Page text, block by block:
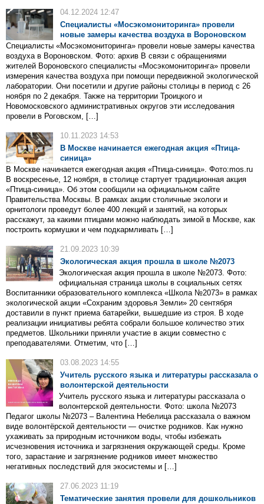
04.12.2024 12:47
Специалисты «Мосэкомониторинга» провели
новые замеры качества воздуха в Вороновском
Специалисты «Мосэкомониторинга» провели новые замеры качества
воздуха в Вороновском. Фото: архив В связи с обращениями
жителей Вороновского специалисты «Мосэкомониторинга» провели
измерения качества воздуха при помощи передвижной экологической
лаборатории. Они посетили и другие районы столицы в период с 26
ноября по 2 декабря. Также на территории Троицкого и
Новомосковского административных округов эти исследования
провели в Роговском, […]
10.11.2023 14:53
В Москве начинается ежегодная акция «Птица-
синица»
В Москве начинается ежегодная акция «Птица-синица». Фото:mos.ru
В воскресенье, 12 ноября, в столице стартует традиционная акция
«Птица-синица». Об этом сообщили на официальном сайте
Правительства Москвы. В рамках акции столичные экологи и
орнитологи проведут более 400 лекций и занятий, на которых
расскажут, за какими птицами можно наблюдать зимой в Москве, как
построить кормушки и чем подкармливать […]
21.09.2023 10:39
Экологическая акция прошла в школе №2073
Экологическая акция прошла в школе №2073. Фото:
официальная страница школы в социальных сетях
Воспитанники образовательного комплекса «Школа №2073» в рамках
экологической акции «Сохраним здоровья Земли» 20 сентября
доставили в пункт приема батарейки, вышедшие из строя. В ходе
реализации инициативы ребята собрали большое количество этих
предметов. Школьники приняли участие в акции совместно с
преподавателями. Отметим, что […]
03.08.2023 14:55
Учитель русского языка и литературы рассказала о
волонтерской деятельности
Учитель русского языка и литературы рассказала о
волонтерской деятельности. Фото: школа №2073
Педагог школы №2073 – Валентина Небелица рассказала о важном
виде волонтёрской деятельности — очистке родников. Как нужно
ухаживать за природным источником воды, чтобы избежать
исчезновения источника и загрязнения окружающей среды. Кроме
того, зарастание и загрязнение родников имеет множество
негативных последствий для экосистемы и […]
27.06.2023 11:19
Тематические занятия провели для дошкольников